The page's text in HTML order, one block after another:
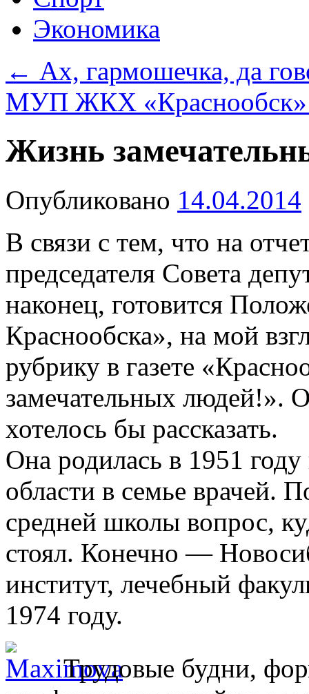
Экономика
← Ах, гармошечка, да
МУП ЖКХ «Краснообск»
Жизнь
Опубликовано 14.04.2014
В связи с тем, что на
председателя Совета
наконец, готовится
Краснообска», на мой
рубрику в газете
замечательных людей!».
хотелось бы рассказать.
Она родилась в 1951
области в семье врачей.
средней школы вопрос,
стоял. Конечно —
институт, лечебный
1974 году.
Трудовые будни,